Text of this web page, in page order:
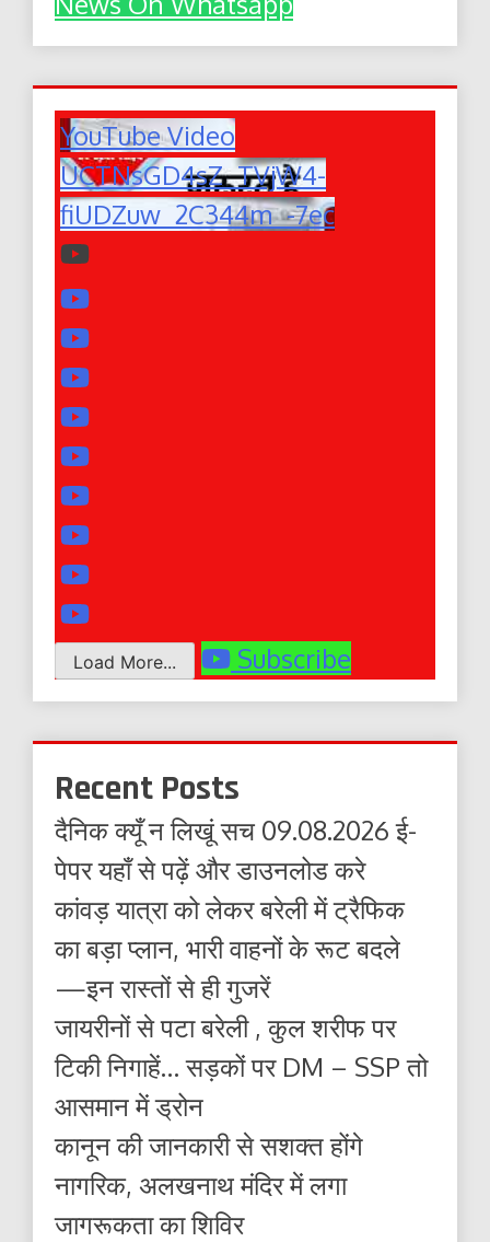
YouTube Video
UCTNsGD4sZ_TVjW4-
fiUDZuw_2C344m_-7ec
Load More... Subscribe
Recent Posts
दैनिक क्यूँ न लिखूं सच 09.08.2026 ई-
पेपर यहाँ से पढ़ें और डाउनलोड करे
कांवड़ यात्रा को लेकर बरेली में ट्रैफिक
का बड़ा प्लान, भारी वाहनों के रूट बदले
—इन रास्तों से ही गुजरें
जायरीनों से पटा बरेली , कुल शरीफ पर
टिकी निगाहें… सड़कों पर DM – SSP तो
आसमान में ड्रोन
कानून की जानकारी से सशक्त होंगे
नागरिक, अलखनाथ मंदिर में लगा
जागरूकता का शिविर